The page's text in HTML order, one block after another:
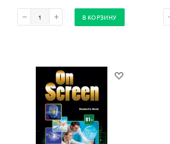
В КОРЗИНУ